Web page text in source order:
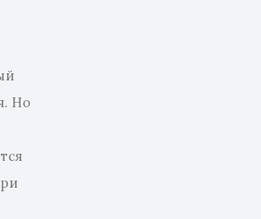
Но